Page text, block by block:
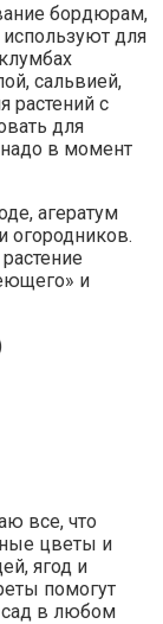
бордюрам,
для
сальвией,
растений с
для
надо в момент
агератум
огородников.
и
все, что
цветы и
ягод и
помогут
сад в любом